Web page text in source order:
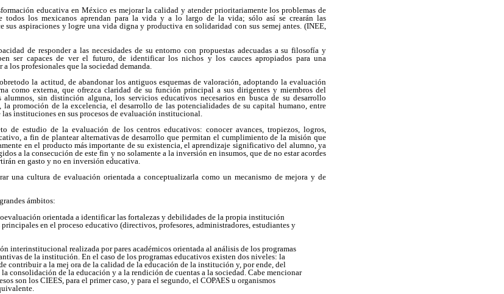
educativa en México es mejorar la calidad y atender prioritariamente los problemas de
todos los mexicanos aprendan para la vida y a lo largo de la vida; sólo así se crearán las
sus aspiraciones y logre una vida digna y productiva en solidaridad con sus semej antes. (INEE,
de responder a las necesidades de su entorno con propuestas adecuadas a su filosofía y
ser capaces de ver el futuro, de identificar los nichos y los cauces apropiados para una
los profesionales que la sociedad demanda.
la actitud, de abandonar los antiguos esquemas de valoración, adoptando la evaluación
como externa, que ofrezca claridad de su función principal a sus dirigentes y miembros del
sin distinción alguna, los servicios educativos necesarios en busca de su desarrollo
promoción de la excelencia, el desarrollo de las potencialidades de su capital humano, entre
instituciones en sus procesos de evaluación institucional.
de estudio de la evaluación de los centros educativos: conocer avances, tropiezos, logros,
a fin de plantear alternativas de desarrollo que permitan el cumplimiento de la misión que
en el producto más importante de su existencia, el aprendizaje significativo del alumno, ya
a la consecución de este fin y no solamente a la inversión en insumos, que de no estar acordes
en gasto y no en inversión educativa.
una cultura de evaluación orientada a conceptualizarla como un mecanismo de mejora y de
ámbitos:
orientada a identificar las fortalezas y debilidades de la propia institución
en el proceso educativo (directivos, profesores, administradores, estudiantes y
interinstitucional realizada por pares académicos orientada al análisis de los programas
de la institución. En el caso de los programas educativos existen dos niveles: la
contribuir a la mej ora de la calidad de la educación de la institución y, por ende, del
consolidación de la educación y a la rendición de cuentas a la sociedad. Cabe mencionar
son los CIEES, para el primer caso, y para el segundo, el COPAES u organismos